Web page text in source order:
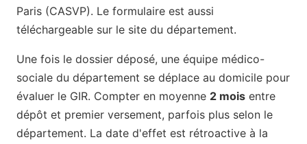
Paris (CASVP). Le formulaire est aussi
téléchargeable sur le site du département.
Une fois le dossier déposé, une équipe médico-
sociale du département se déplace au domicile pour
évaluer le GIR. Compter en moyenne 2 mois entre
dépôt et premier versement, parfois plus selon le
département. La date d'effet est rétroactive à la